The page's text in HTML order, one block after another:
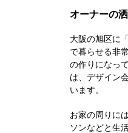
オーナーの
大阪の旭区に
で暮らせる非
の作りになっ
は、デザイン
います。
お家の周りに
ソンなどと生